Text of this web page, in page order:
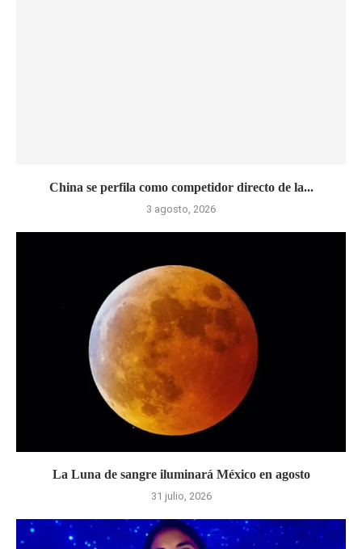
China se perfila como competidor directo de la...
3 agosto, 2026
La Luna de sangre iluminará México en agosto
31 julio, 2026